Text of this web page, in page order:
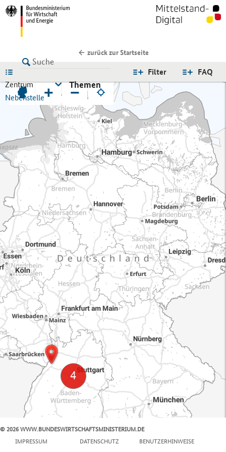
zurück zur Startseite
FAQ
Filter
Zentrum
Nebenstelle
Themen
+ −
© 2026 WWW.BUNDESWIRTSCHAFTSMINISTERIUM.DE
IMPRESSUM
DATENSCHUTZ BENUTZERHINWEISE